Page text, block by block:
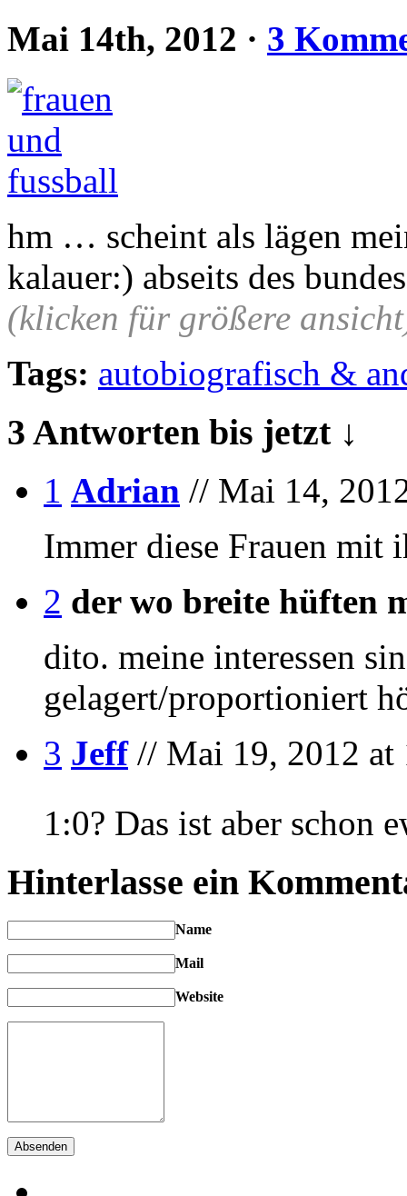
Mai 14th, 2012 · 3
hm … scheint als lägen
kalauer:) abseits des
(klicken für größere
Tags: autobiografisch &
3 Antworten bis jetzt ↓
1 Adrian // Mai 14,
Immer diese Frauen mit
2 der wo breite hüften
dito. meine interessen
gelagert/proportioniert
3 Jeff // Mai 19, 2012 at
1:0? Das ist aber schon
Hinterlasse ein
Name
Mail
Website